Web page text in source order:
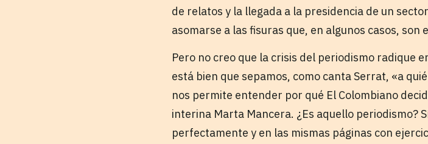
de relatos y la llegada a la presidencia de un
asomarse a las fisuras que, en algunos casos, son
Pero no creo que la crisis del periodismo radique
está bien que sepamos, como canta Serrat, «a
nos permite entender por qué El Colombiano
interina Marta Mancera. ¿Es aquello periodismo?
perfectamente y en las mismas páginas con